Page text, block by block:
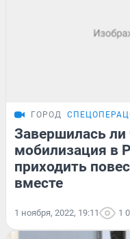
ГОРОД
Завершилась ли
мобилизация в
приходить
вместе
1 ноября, 2022, 19:11 1